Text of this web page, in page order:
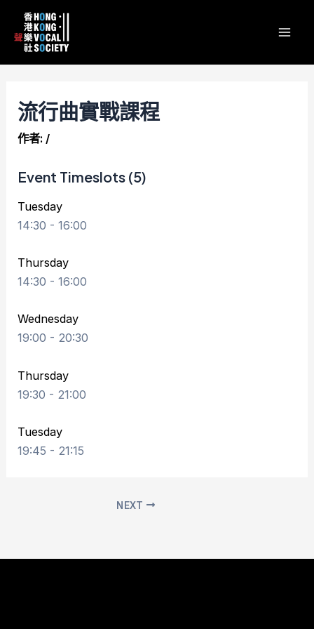
content
要
流行曲實戰課程
作者: /
Event Timeslots (5)
Tuesday
14:30 -16:00
Thursday
14:30 -16:00
Wednesday
19:00 - 20:30
Thursday
19:30 - 21:00
Tuesday
19:45 - 21:15
Post
navigation
NEXT